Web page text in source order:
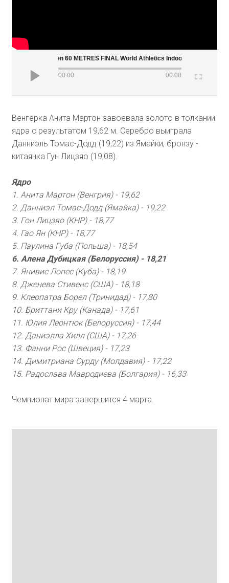
Women 60 METRES FINAL World Athletics Indoor
00:00 00:00
Венгерка Анита Мартон завоевала золото в толкании
ядра с результатом 19,62 м. Серебро выиграла
Данниэль Томас-Додд (19,22) из Ямайки, бронзу -
китаянка Гун Лицзяо (19,08).
Ядро
1. Анита Мартон (Венгрия) - 19,62
2. Данниэл Томас-Додд (Ямайка) - 19,22
3. Гон Лицзяо (КНР) - 18,77
4. Гао Ян (КНР) - 18,77
5. Паулина Губа (Польша) - 18,54
6. Алена Дубицкая (Белоруссия) - 18,21
7. Янивис Лопес (Куба) - 18,19
8. Дженева Стивенс (США) - 18,18
9. Клеопатра Борел (Тринидад) - 17,80
10. Бриттани Кру (Канада) - 17,61
11. Юлия Леонтюк (Белоруссия) - 17,44
12. Даниэлла Хилл (США) - 17,26
13. Фанни Рос (Швеция) - 17,23
14. Димитриана Сурду (Молдавия) - 17,22
15. Радослава Мавродиева (Болгария) - 16,33
Чемпионат мира завершится 4 марта.